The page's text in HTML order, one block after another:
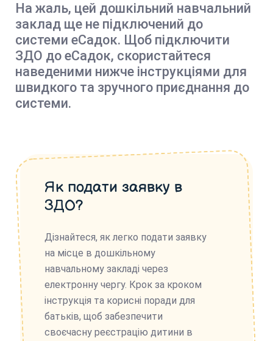
На жаль, цей дошкільний навчальний
заклад ще не підключений до
системи еСадок. Щоб підключити
ЗДО до еСадок, скористайтеся
наведеними нижче інструкціями для
швидкого та зручного приєднання до
системи.
Як подати заявку в
ЗДО?
Дізнайтеся, як легко подати заявку
на місце в дошкільному
навчальному закладі через
електронну чергу. Крок за кроком
інструкція та корисні поради для
батьків, щоб забезпечити
своєчасну реєстрацію дитини в